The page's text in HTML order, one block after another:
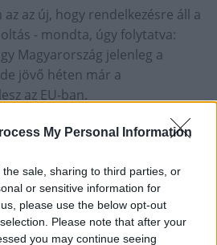
My Personal Information
sale, sharing to third parties, or
or sensitive information for
please use the below opt-out
Please note that after your
you may continue seeing
az új, hogy rendelkezésre áll a
- mondta, úgy folytatva:
Magyarország jelenleg a
jövő héten már a
az EU-ban.